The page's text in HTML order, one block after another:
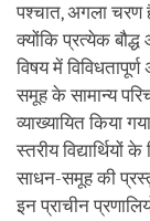
पश्चात, अगला चरण
क्योंकि प्रत्येक
विषय में
समूह के सामान्य
व्याख्यायित किया
स्तरीय
साधन-समूह की
इन प्राचीन